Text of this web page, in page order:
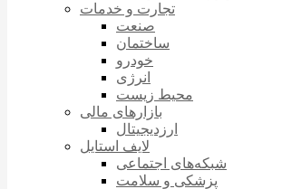
تجارت و خدمات
صنعت
ساختمان
خودرو
انرژی
محیط زیست
بازارهای مالی
ارزدیجیتال
لایف استایل
شبکه‌های اجتماعی
پزشکی و سلامت